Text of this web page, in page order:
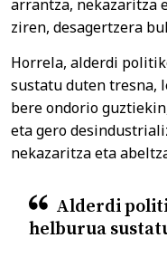
arrantza, nekazaritza
ziren, desagertzera
Horrela, alderdi
sustatu duten tresna,
bere ondorio
eta gero
nekazaritza eta
Alderdi
helburua